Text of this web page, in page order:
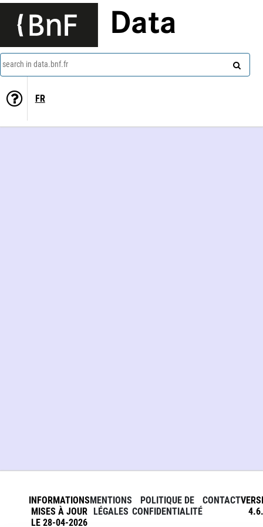
Data
search in data.bnf.fr
FR
INFORMATIONS
MISES À JOUR
LE 28-04-2026
MENTIONS
LÉGALES
POLITIQUE DE
CONFIDENTIALITÉ
CONTACT